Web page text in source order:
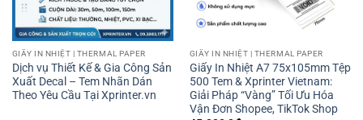
💎Chất lượng đỉnh cao:Công nghệ phủ nhiệt cao cấp giúp
bản in sắc nét, chống nước, chống xước và lưu trữ lâu dài.
🔥 Ưu Đãi Đặc Biệt Khi Mua Hàng Hôm Nay!
Đừng để việc đóng gói làm chậm tiến độ kinh doanh của
GIẤY IN NHIỆT | THERMAL PAPER
Dịch vụ Thiết Kế & Gia Công Sản
Xuất Decal – Tem Nhãn Dán
Theo Yêu Cầu Tại Xprinter.vn
GIẤY IN NHIỆT | THERMAL PAPER
Giấy In Nhiệt A7 75x105mm Tệp
500 Tem & Xprinter Vietnam:
Giải Pháp “Vàng” Tối Ưu Hóa
Vận Đơn Shopee, TikTok Shop